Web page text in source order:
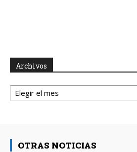
Archivos
Archivos
OTRAS NOTICIAS